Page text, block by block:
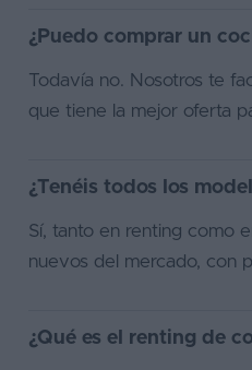
¿Puedo comprar un
Todavía no. Nosotros te
que tiene la mejor oferta
¿Tenéis todos los
Sí, tanto en renting como
nuevos del mercado, con
¿Qué es el renting de